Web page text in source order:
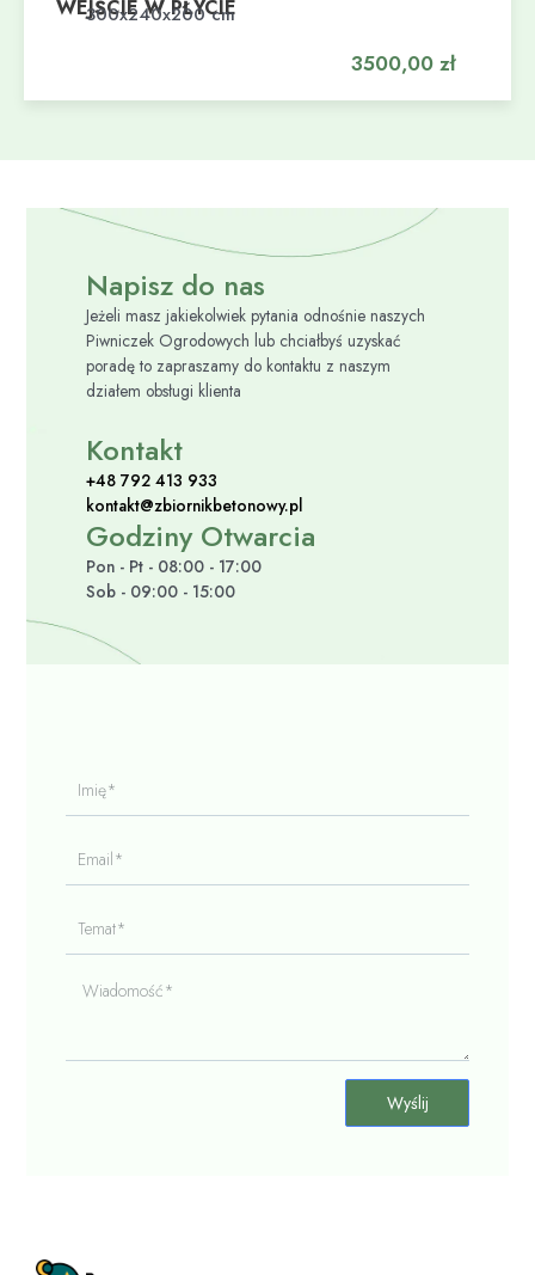
WEJŚCIE W PŁYCIE
300x240x200 cm
3500,00 zł
Dodaj do koszyka
Napisz do nas
Jeżeli masz jakiekolwiek pytania odnośnie naszych
Piwniczek Ogrodowych lub chciałbyś uzyskać
poradę to zapraszamy do kontaktu z naszym
działem obsługi klienta
Kontakt
+48 792 413 933
kontakt@zbiornikbetonowy.pl
Godziny Otwarcia
Pon - Pt - 08:00 - 17:00
Sob - 09:00 - 15:00
Email*
Wiadomość*
Wyślij